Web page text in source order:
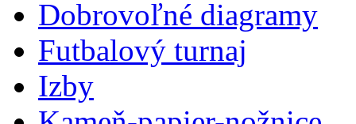
Dobrovoľné diagramy
Futbalový turnaj
Izby